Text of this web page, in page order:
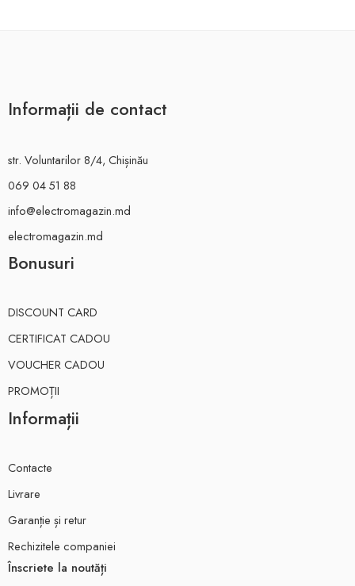
Informații de contact
str. Voluntarilor 8/4, Chișinău
069 04 51 88
info@electromagazin.md
electromagazin.md
Bonusuri
DISCOUNT CARD
CERTIFICAT CADOU
VOUCHER CADOU
PROMOȚII
Informații
Contacte
Livrare
Garanție și retur
Rechizitele companiei
Înscriete la noutăți